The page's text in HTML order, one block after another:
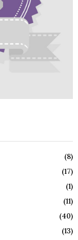
(8)
(17)
(1)
(11)
(40)
(13)